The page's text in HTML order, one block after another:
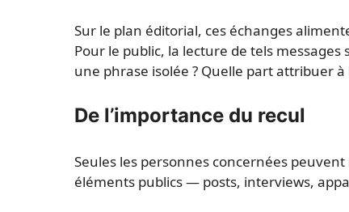
Sur le plan éditorial, ces échanges
Pour le public, la lecture de tels
une phrase isolée ? Quelle part attribuer
De l’importance du recul
Seules les personnes concernées
éléments publics — posts, interviews,